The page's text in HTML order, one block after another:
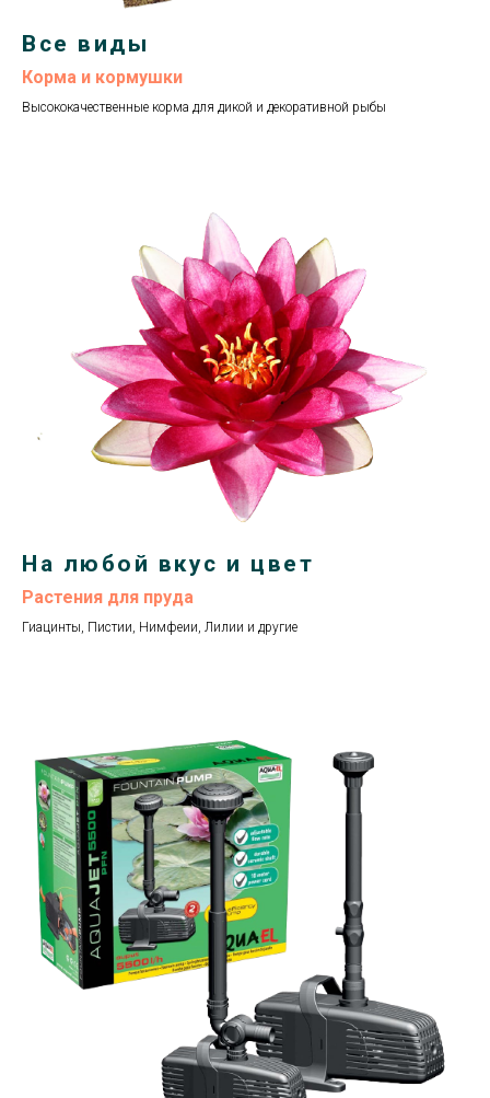
Все виды
Корма и кормушки
Высококачественные корма для дикой и декоративной рыбы
На любой вкус и цвет
Растения для пруда
Гиацинты, Пистии, Нимфеии, Лилии и другие